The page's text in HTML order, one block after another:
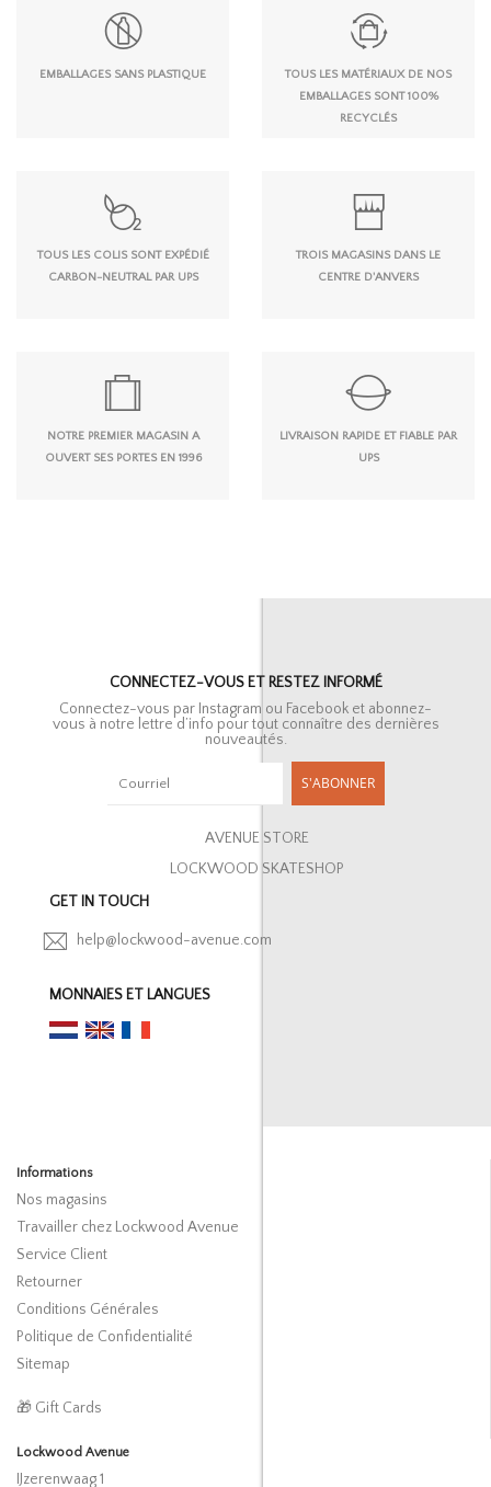
EMBALLAGES SANS PLASTIQUE
TOUS LES MATÉRIAUX DE NOS
EMBALLAGES SONT 100%
RECYCLÉS
TOUS LES COLIS SONT EXPÉDIÉ
CARBON-NEUTRAL PAR UPS
TROIS MAGASINS DANS LE
CENTRE D'ANVERS
NOTRE PREMIER MAGASIN A
OUVERT SES PORTES EN 1996
LIVRAISON RAPIDE ET FIABLE PAR
UPS
CONNECTEZ-VOUS ET RESTEZ INFORMÉ
Connectez-vous par Instagram ou Facebook et abonnez-
vous à notre lettre d’info pour tout connaître des dernières
nouveautés.
S'ABONNER
AVENUE STORE
LOCKWOOD SKATESHOP
GET IN TOUCH
help@lockwood-avenue.com
MONNAIES ET LANGUES
Informations
Nos magasins
Travailler chez Lockwood Avenue
Service Client
Retourner
Conditions Générales
Politique de Confidentialité
Sitemap
🎁 Gift Cards
Lockwood Avenue
IJzerenwaag 1